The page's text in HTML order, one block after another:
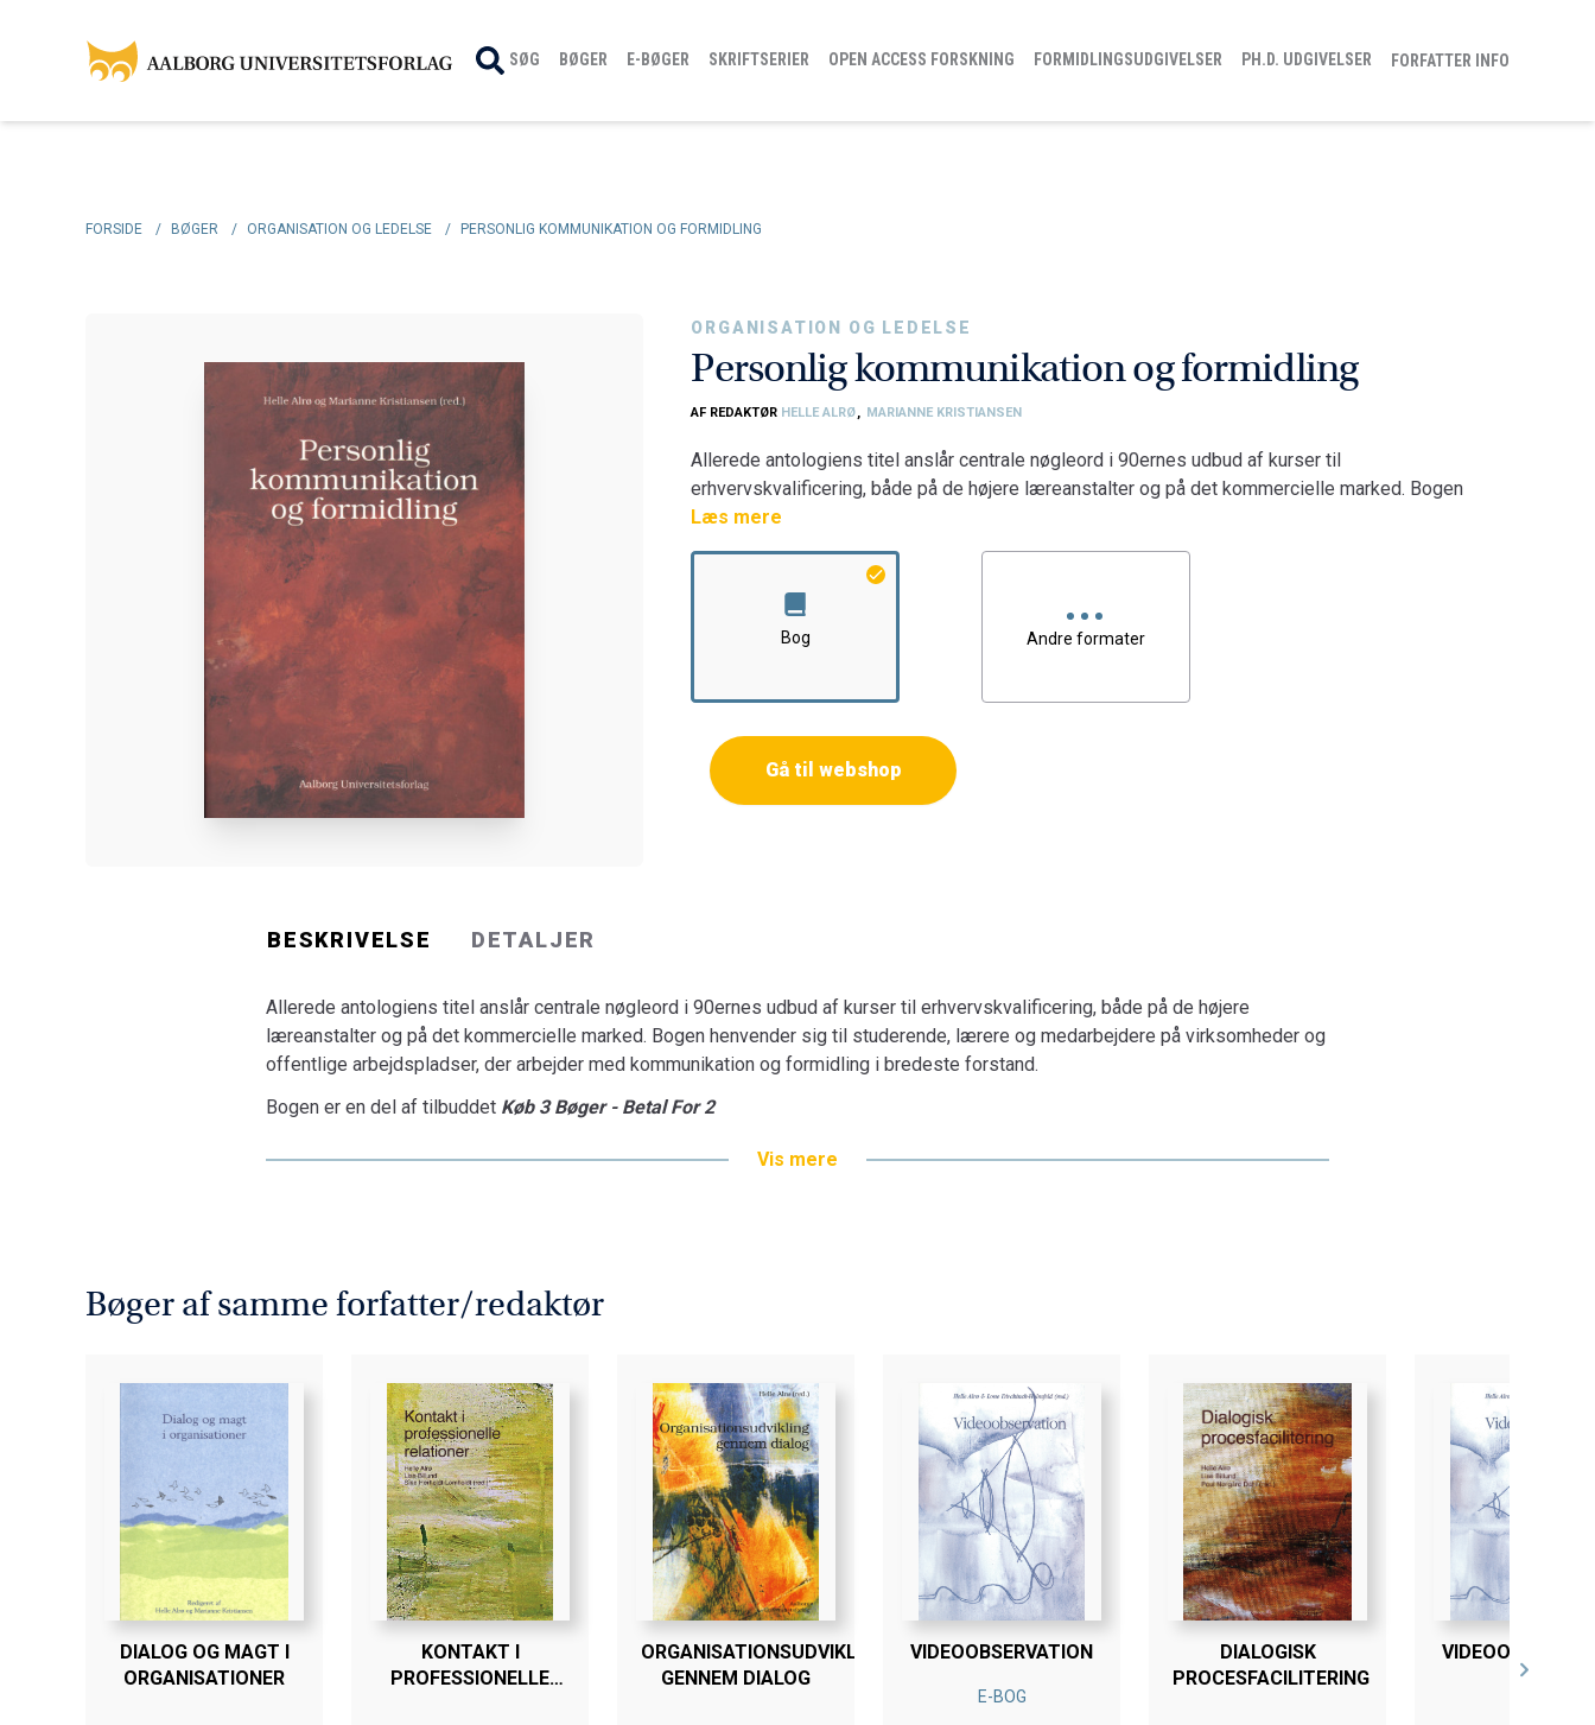
SØG BØGER E-BØGER SKRIFTSERIER OPEN ACCESS FORSKNING FORMIDLINGSUDGIVELSER PH.D. UDGIVELSER FORFATTER INFO
FORSIDE / BØGER / ORGANISATION OG LEDELSE / PERSONLIG KOMMUNIKATION OG FORMIDLING
ORGANISATION OG LEDELSE
Personlig kommunikation og formidling
AF REDAKTØR HELLE ALRØ, MARIANNE KRISTIANSEN
Allerede antologiens titel anslår centrale nøgleord i 90ernes udbud af kurser til
erhvervskvalificering, både på de højere læreanstalter og på det kommercielle marked. Bogen
henvender sig til studerende, lærere og medarbejdere på virksomheder og offentlige
arbejdspladser, der arbejder med kommunikation og formidling i bredeste forstand.
Bogen er en del af tilbuddet
Læs mere
Bog Andre formater
Gå til webshop
BESKRIVELSE DETALJER
Allerede antologiens titel anslår centrale nøgleord i 90ernes udbud af kurser til erhvervskvalificering, både på de højere
læreanstalter og på det kommercielle marked. Bogen henvender sig til studerende, lærere og medarbejdere på virksomheder og
offentlige arbejdspladser, der arbejder med kommunikation og formidling i bredeste forstand.
Bogen er en del af tilbuddet Køb 3 Bøger - Betal For 2
Vis mere
Bøger af samme forfatter/redaktør
DIALOG OG MAGT I
ORGANISATIONER
KONTAKT I
PROFESSIONELLE
ORGANISATIONSUDVIKLING
GENNEM DIALOG
VIDEOOBSERVATION
E-BOG
DIALOGISK
PROCESFACILITERING